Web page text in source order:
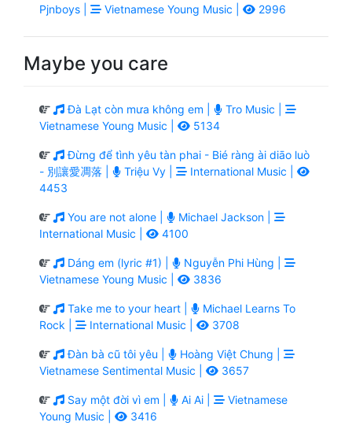
Pjnboys |
Vietnamese Young Music | 2996
Maybe you care
Đà Lạt còn mưa không em |
Tro Music |
Vietnamese Young Music |
5134
Đừng để tình yêu tàn phai - Bié ràng ài diāo luò
- 別讓愛凋落 |
Triệu Vy |
International Music |
4453
You are not alone |
Michael Jackson |
International Music |
4100
Dáng em (lyric #1) |
Nguyễn Phi Hùng |
Vietnamese Young Music |
3836
Take me to your heart |
Michael Learns To
Rock |
International Music | 3708
Đàn bà cũ tôi yêu |
Hoàng Việt Chung |
Vietnamese Sentimental Music |
3657
Say một đời vì em | Ai Ai |
Vietnamese
Young Music |
3416